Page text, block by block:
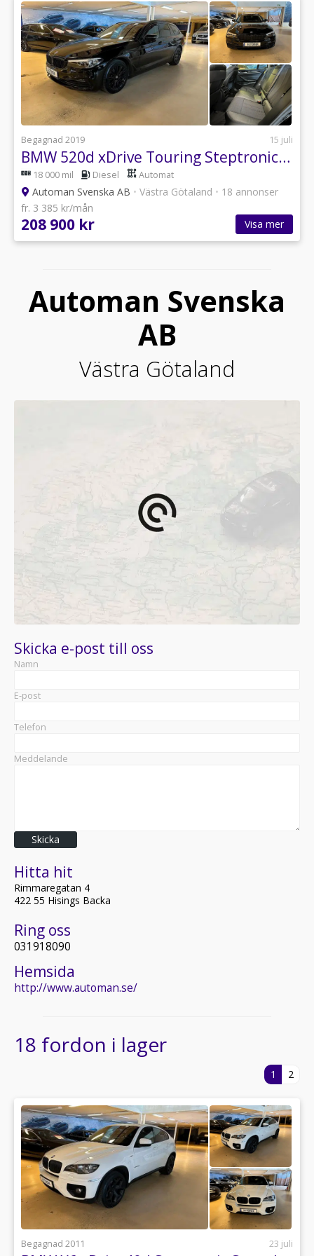
Begagnad 2019 15 juli
BMW 520d xDrive Touring Steptronic Sport line Euro 6 Navi V-Hjul
18 000 mil Diesel Automat
Automan Svenska AB • Västra Götaland • 18 annonser
fr. 3 385 kr/mån
208 900 kr Visa mer
Automan Svenska
AB
Västra Götaland
Skicka e-post till oss
Namn
E-post
Telefon
Meddelande
Skicka
Hitta hit
Rimmaregatan 4
422 55 Hisings Backa
Ring oss
031918090
Hemsida
http://www.automan.se/
18 fordon i lager
1 2
Begagnad 2011 23 juli